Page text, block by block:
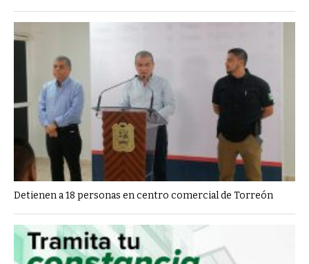
Detienen a 18 personas en centro comercial de Torreón